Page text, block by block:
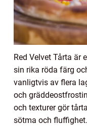
Red Velvet Tårta är
sin rika röda färg
vanligtvis av flera
och
och texturer gör
sötma och fluffighet.